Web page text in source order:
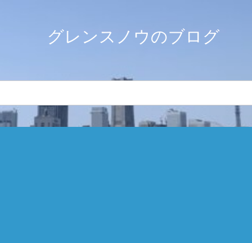
グレンスノウのブログ